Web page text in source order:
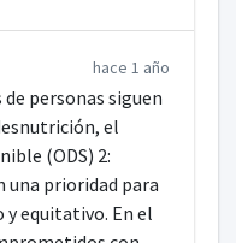
hace 1 año
personas siguen
el
(ODS) 2:
una prioridad para
equitativo. En el